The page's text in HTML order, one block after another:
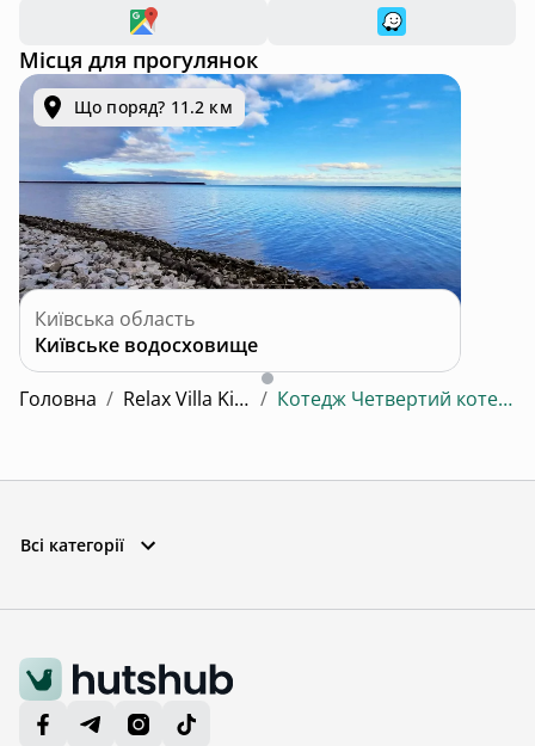
Місця для прогулянок
Що поряд? 11.2 км
Київська область
Київське водосховище
Головна / Relax Villa Kiev / Котедж Четвертий котедж
Всі категорії